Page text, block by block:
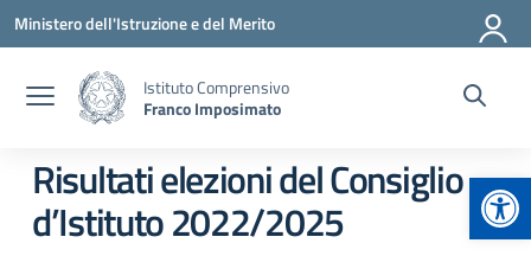
Vai ai contenuti
Vai al menu di navigazione
Vai al footer
Ministero dell'Istruzione e del Merito
Istituto Comprensivo
Franco Imposimato
Risultati elezioni del Consiglio
d’Istituto 2022/2025